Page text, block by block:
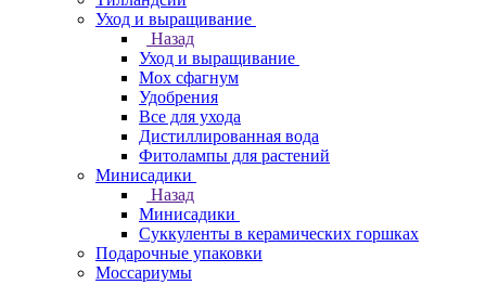
Уход и выращивание
Назад
Уход и выращивание
Мох сфагнум
Удобрения
Все для ухода
Дистиллированная вода
Фитолампы для растений
Минисадики
Назад
Минисадики
Суккуленты в керамических горшках
Подарочные упаковки
Моссариумы